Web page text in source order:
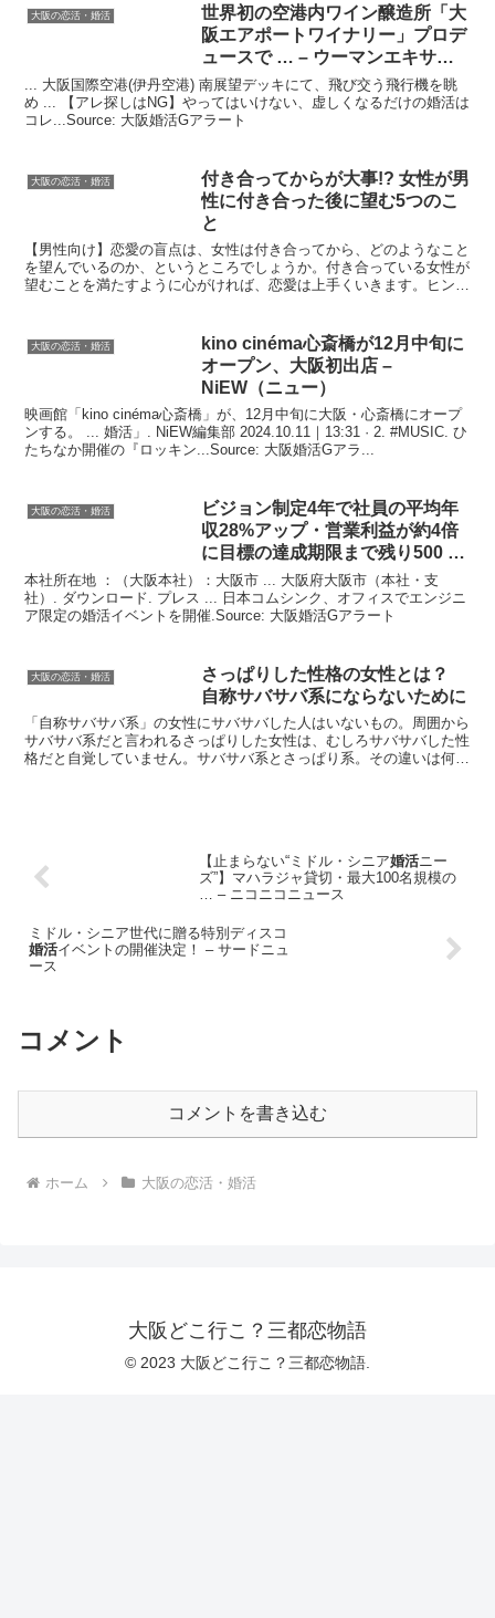
大阪の恋活・婚活 世界初の空港内ワイン醸造所「 大
阪エアポートワイナリー」プロデ
ュースで … – ウーマンエキサイ
ト
... 大阪国際空港(伊丹空港) 南展望デッキにて、飛び交う飛行機を眺
め ... 【アレ探しはNG】やってはいけない、虚しくなるだけの婚活は
コレ...Source: 大阪婚活Gアラート
大阪の恋活・婚活
付き合ってからが大事!? 女性が男
性に付き合った後に望む5つのこ
と
【男性向け】恋愛の盲点は、女性は付き合ってから、どのようなこと
を望んでいるのか、というところでしょうか。付き合っている女性が
望むことを満たすように心がければ、恋愛は上手くいきます。ヒント
大阪の恋活・婚活
kino cinéma心斎橋が12月中旬に
オープン、 大阪初出店 –
NiEW（ニュー）
映画館「kino cinéma心斎橋」が、12月中旬に大阪・心斎橋にオープ
ンする。 ... 婚活」. NiEW編集部 2024.10.11｜13:31 · 2. #MUSIC. ひ
たちなか開催の『ロッキン...Source: 大阪婚活Gアラ...
大阪の恋活・婚活
ビジョン制定4年で社員の平均年
収28%アップ・営業利益が約4倍
に目標の達成期限まで残り500 …
本社所在地 ：（大阪本社）：大阪市 ... 大阪府大阪市（本社・支
社）. ダウンロード. プレス ... 日本コムシンク、オフィスでエンジニ
ア限定の婚活イベントを開催.Source: 大阪婚活Gアラート
大阪の恋活・婚活
さっぱりした性格の女性とは？
自称サバサバ系にならないために
「自称サバサバ系」の女性にサバサバした人はいないもの。周囲から
サバサバ系だと言われるさっぱりした女性は、むしろサバサバした性
格だと自覚していません。サバサバ系とさっぱり系。その違いは何な
【止まらない“ミドル・シニア婚活ニー
ズ”】マハラジャ貸切・最大100名規模の
… – ニコニコニュース
ミドル・シニア世代に贈る特別ディスコ
婚活イベントの開催決定！ – サードニュ
ース
コメント
コメントを書き込む
ホーム 大阪の恋活・婚活
大阪どこ行こ？三都恋物語
© 2023 大阪どこ行こ？三都恋物語.